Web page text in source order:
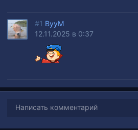
#1 ByyM
12.11.2025 в 0:37
Написать комментарий